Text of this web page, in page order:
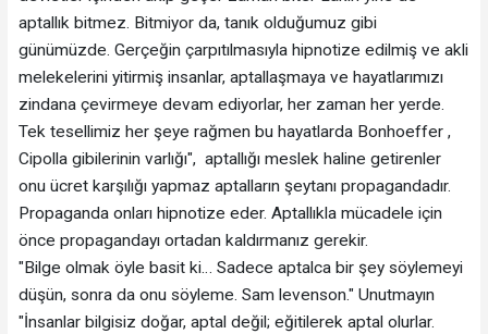
aptallık bitmez. Bitmiyor da, tanık olduğumuz gibi
günümüzde. Gerçeğin çarpıtılmasıyla hipnotize edilmiş ve akli
melekelerini yitirmiş insanlar, aptallaşmaya ve hayatlarımızı
zindana çevirmeye devam ediyorlar, her zaman her yerde.
Tek tesellimiz her şeye rağmen bu hayatlarda Bonhoeffer ,
Cipolla gibilerinin varlığı", aptallığı meslek haline getirenler
onu ücret karşılığı yapmaz aptalların şeytanı propagandadır.
Propaganda onları hipnotize eder. Aptallıkla mücadele için
önce propagandayı ortadan kaldırmanız gerekir.
"Bilge olmak öyle basit ki… Sadece aptalca bir şey söylemeyi
düşün, sonra da onu söyleme. Sam levenson." Unutmayın
"İnsanlar bilgisiz doğar, aptal değil; eğitilerek aptal olurlar.